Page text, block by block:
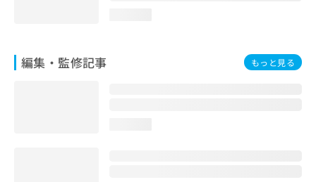
編集・監修記事 もっと見る